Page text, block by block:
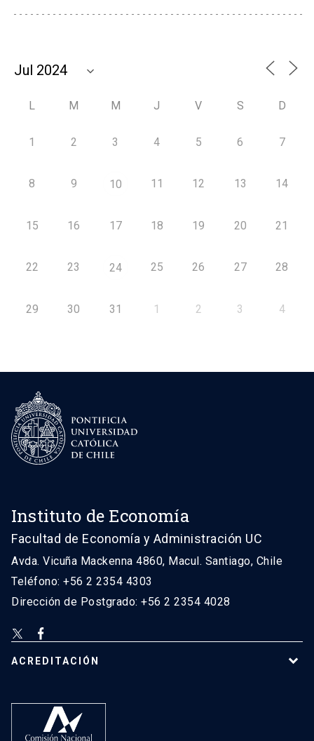
L M M J V S D
1 2 3 4 5 6 7
8 9 10 11 12 13 14
15 16 17 18 19 20 21
22 23 24 25 26 27 28
29 30 31 1 2 3 4
Instituto de Economía
Facultad de Economía y Administración UC
Avda. Vicuña Mackenna 4860, Macul. Santiago, Chile
Teléfono: +56 2 2354 4303
Dirección de Postgrado: +56 2 2354 4028
ACREDITACIÓN